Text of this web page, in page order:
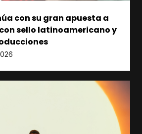
con su gran apuesta a
sello latinoamericano y